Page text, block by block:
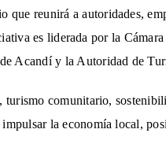
reunirá a autoridades,
es liderada por la
Acandí y la Autoridad de
turismo comunitario,
la economía local,